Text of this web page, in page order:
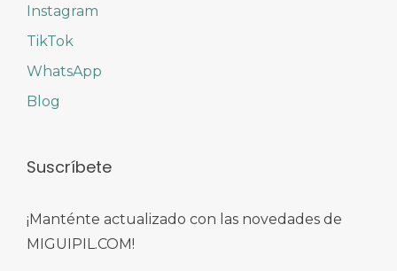
Instagram
TikTok
WhatsApp
Blog
Suscríbete
¡Manténte actualizado con las novedades de
MIGUIPIL.COM!